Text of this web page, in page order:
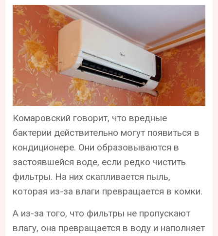
Комаровский говорит, что вредные
бактерии действительно могут появиться в
кондиционере. Они образовываются в
застоявшейся воде, если редко чистить
фильтры. На них скапливается пыль,
которая из-за влаги превращается в комки.
А из-за того, что фильтры не пропускают
влагу, она превращается в воду и наполняет